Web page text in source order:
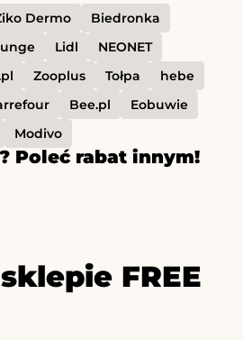
Dermo
Biedronka
Lidl
NEONET
Zooplus Tołpa
hebe
Bee.pl
Eobuwie
Modivo
Poleć rabat innym!
FREE